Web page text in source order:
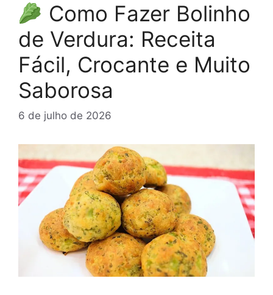
Como Fazer Bolinho
de Verdura: Receita
Fácil, Crocante e Muito
Saborosa
6 de julho de 2026